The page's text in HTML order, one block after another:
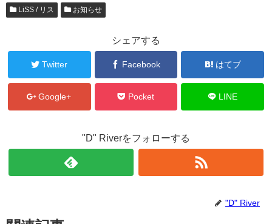
LiSS / リス お知らせ
シェアする
Twitter Facebook はてブ
Google+ Pocket LINE
"D" Riverをフォローする
"D" River